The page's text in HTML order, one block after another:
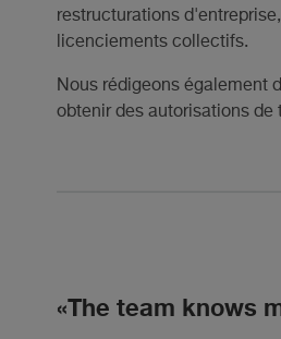
restructurations
licenciements collectifs.
Nous rédigeons également
obtenir des autorisations de
The team knows